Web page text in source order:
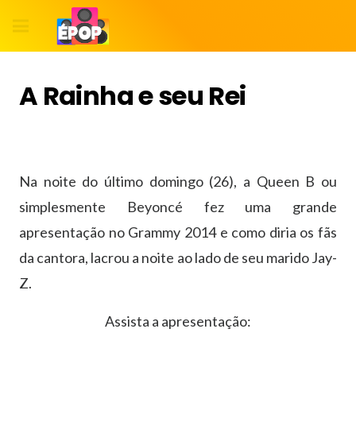
A Rainha e seu Rei
Na noite do último domingo (26), a Queen B ou
simplesmente Beyoncé fez uma grande
apresentação no Grammy 2014 e como diria os fãs
da cantora, lacrou a noite ao lado de seu marido Jay-
Z.
Assista a apresentação: